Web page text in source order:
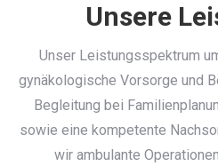
Unsere
Unser Leistungsspektrum
gynäkologische Vorsorge und
Begleitung bei
sowie eine kompetente
wir ambulante